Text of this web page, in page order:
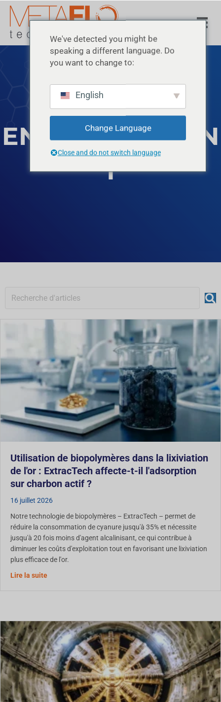
ENVIRONNEMEN
T
Utilisation de biopolymères dans la lixiviation
de l'or : ExtracTech affecte-t-il l'adsorption
sur charbon actif ?
16 juillet 2026
Notre technologie de biopolymères – ExtracTech – permet de
réduire la consommation de cyanure jusqu'à 35% et nécessite
jusqu'à 20 fois moins d'agent alcalinisant, ce qui contribue à
diminuer les coûts d'exploitation tout en favorisant une lixiviation
plus efficace de l'or.
Lire la suiteUtilisation des biopolymères dans la lixiviation de l'or
We've detected you might be
speaking a different language. Do
you want to change to:
English
Change Language
Close and do not switch language